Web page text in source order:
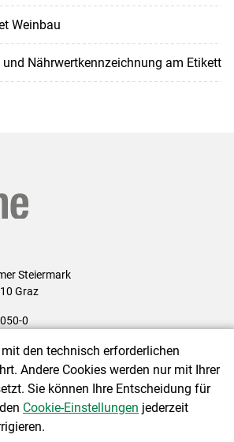
Weinbau
Nährwertkennzeichnung am Etikett
Steiermark
Graz
0
Datenschutzerklärung|Barrierefreiheit|
den technisch erforderlichen
Andere Cookies werden nur mit Ihrer
Sie können Ihre Entscheidung für
Cookie-Einstellungen jederzeit